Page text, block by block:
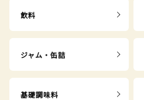
飲料
ジャム・缶詰
基礎調味料